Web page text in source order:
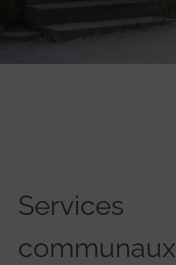
Services
communaux